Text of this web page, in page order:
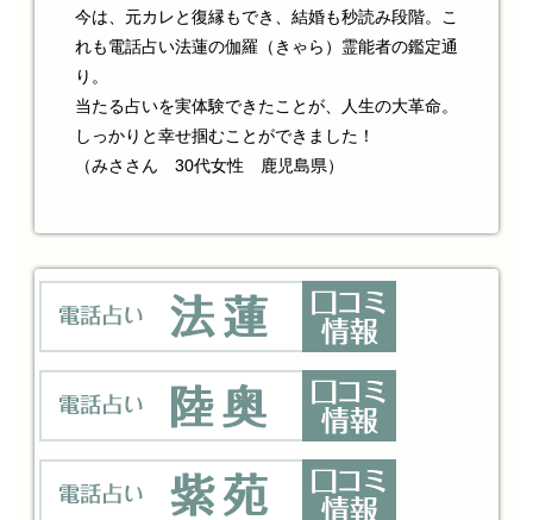
今は、元カレと復縁もでき、結婚も秒読み段階。こ
れも電話占い法蓮の伽羅（きゃら）霊能者の鑑定通
り。
当たる占いを実体験できたことが、人生の大革命。
しっかりと幸せ掴むことができました！
（みささん 30代女性 鹿児島県）